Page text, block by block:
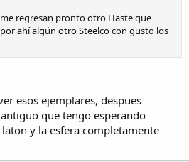
regresan pronto otro Haste que
ahí algún otro Steelco con gusto los
esos ejemplares, despues
que tengo esperando
y la esfera completamente